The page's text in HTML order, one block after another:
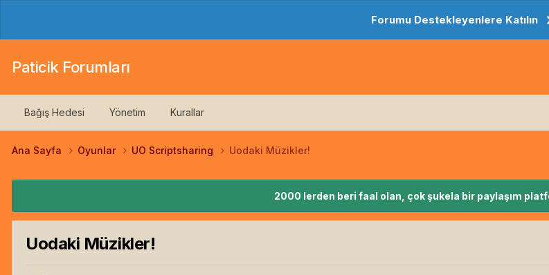
Forumu Destekleyenlere Katılın
Paticik Forumları
Bağış Hedesi Yönetim Kurallar
Ana Sayfa Oyunlar UO Scriptsharing Uodaki Müzikler!
2000 lerden beri faal olan, çok şukela bir paylaşım
Uodaki Müzikler!